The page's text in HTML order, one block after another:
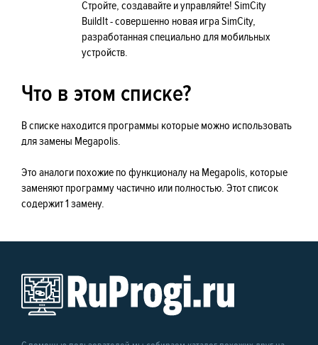
Стройте, создавайте и управляйте! SimCity
BuildIt - совершенно новая игра SimCity,
разработанная специально для мобильных
устройств.
Что в этом списке?
В списке находится программы которые можно использовать
для замены Megapolis.
Это аналоги похожие по функционалу на Megapolis, которые
заменяют программу частично или полностью. Этот список
содержит 1 замену.